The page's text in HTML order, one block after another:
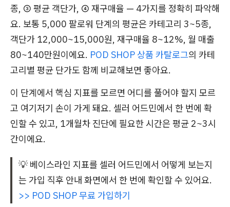
종, ③ 평균 객단가, ④ 재구매율 — 4가지를 정확히 파악해
요. 보통 5,000 팔로워 단계의 평균은 카테고리 3~5종,
객단가 12,000~15,000원, 재구매율 8~12%, 월 매출
80~140만원이에요. POD SHOP 상품 카탈로그의 카테
고리별 평균 단가도 함께 비교해보면 좋아요.
이 단계에서 핵심 지표를 모르면 어디를 풀어야 할지 모르
고 여기저기 손이 가게 돼요. 셀러 어드민에서 한 번에 확
인할 수 있고, 1개월차 진단에 필요한 시간은 평균 2~3시
간이에요.
💡 베이스라인 지표를 셀러 어드민에서 어떻게 보는지
는 가입 직후 안내 화면에서 한 번에 확인할 수 있어요.
>> POD SHOP 무료 가입하기